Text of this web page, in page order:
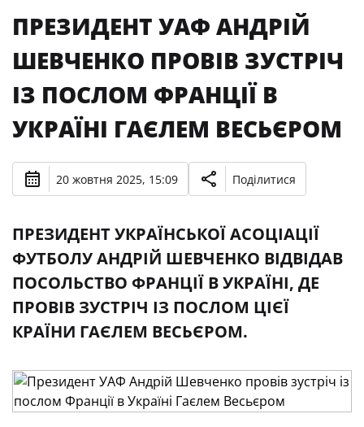
ПРЕЗИДЕНТ УАФ АНДРІЙ
ШЕВЧЕНКО ПРОВІВ ЗУСТРІЧ
ІЗ ПОСЛОМ ФРАНЦІЇ В
УКРАЇНІ ГАЄЛЕМ ВЕСЬЄРОМ
20 жовтня 2025, 15:09 Поділитися
ПРЕЗИДЕНТ УКРАЇНСЬКОЇ АСОЦІАЦІЇ
ФУТБОЛУ АНДРІЙ ШЕВЧЕНКО ВІДВІДАВ
ПОСОЛЬСТВО ФРАНЦІЇ В УКРАЇНІ, ДЕ
ПРОВІВ ЗУСТРІЧ ІЗ ПОСЛОМ ЦІЄЇ
КРАЇНИ ГАЄЛЕМ ВЕСЬЄРОМ.